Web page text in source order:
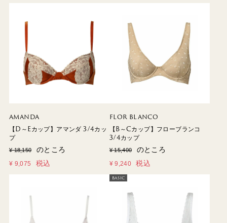
AMANDA
【D～Eカップ】アマンダ 3/4カッ
プ
¥ 18,150 のところ
¥ 9,075 税込
FLOR BLANCO
【B～Cカップ】フローブランコ
3/4カップ
¥ 15,400 のところ
¥ 9,240 税込
BASIC